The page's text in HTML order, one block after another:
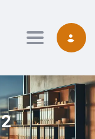
Toggle